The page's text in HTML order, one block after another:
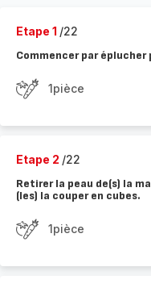
Etape 1 /22
Commencer par
1pièce
Etape 2 /22
Retirer la peau de(s) la
(les) la couper en cubes.
1pièce